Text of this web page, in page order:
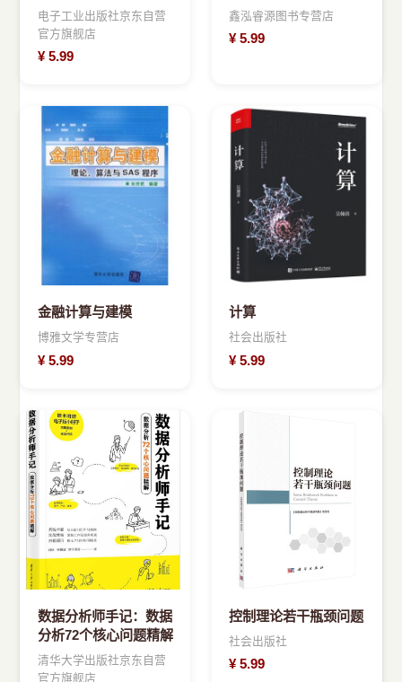
电子工业出版社京东自营
官方旗舰店
¥ 5.99
世武著
鑫泓睿源图书专营店
¥ 5.99
金融计算与建模
博雅文学专营店
¥ 5.99
计算
社会出版社
¥ 5.99
数据分析师手记：数据
分析72个核心问题精解
清华大学出版社京东自营
官方旗舰店
控制理论若干瓶颈问题
社会出版社
¥ 5.99